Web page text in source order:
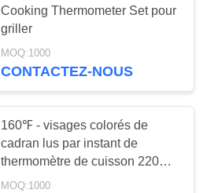
Cooking Thermometer Set pour
griller
MOQ:1000
CONTACTEZ-NOUS
160℉ - visages colorés de
cadran lus par instant de
thermomètre de cuisson 220℉
pour griller personnalisé
MOQ:1000